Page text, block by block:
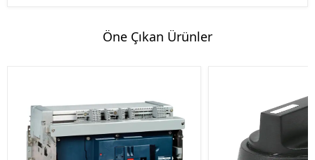
Öne Çıkan Ürünler